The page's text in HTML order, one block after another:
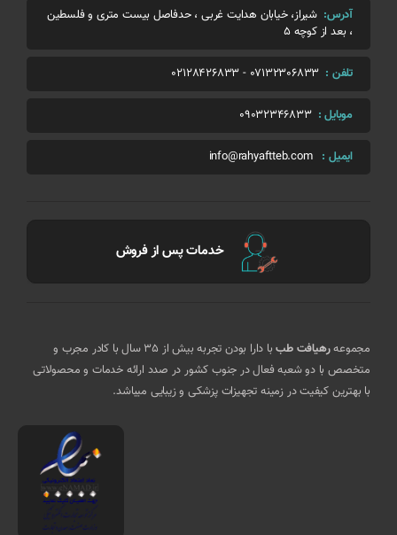
آدرس: شیراز، خیابان هدایت غربی ، حدفاصل بیست متری و فلسطین
، بعد از کوچه 5
تلفن : 07132306833
-
02128426833
موبایل : 09032346833
ایمیل : info@rahyaftteb.com
خدمات پس از فروش
مجموعهرهیافت طب
با دارا بودن تجربه بیش از 35 سال با کادر مجرب و
متخصص با دو شعبه فعال در جنوب کشور در صدد ارائه خدمات و محصولاتی
با بهترین کیفیت در زمینه تجهیزات پزشکی و زیبایی میباشد.